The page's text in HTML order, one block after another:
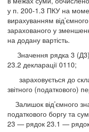
у п. 200-1.3 ПКУ на
вирахуванням
зарахованого у
на додану вартість.
Значення рядка 3 (Д3)
23.2 декларації 0110;
зараховується до
звітного (податкового)
Залишок від’ємного
податкового боргу та
23 — рядок 23.1 — рядок